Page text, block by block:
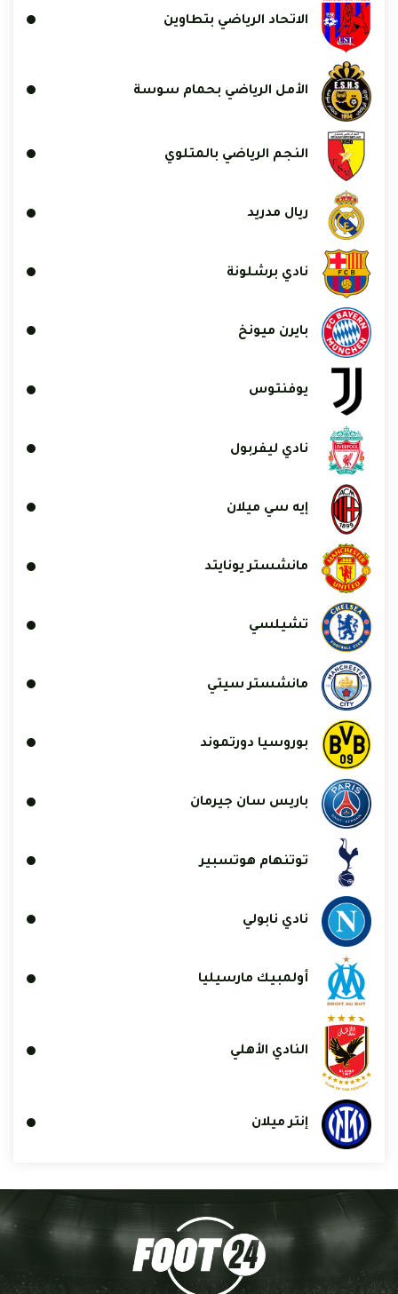
الاتحاد الرياضي بتطاوين
الأمل الرياضي بحمام سوسة
النجم الرياضي بالمتلوي
ريال مدريد
نادي برشلونة
بايرن ميونخ
يوفنتوس
نادي ليفربول
إيه سي ميلان
مانشستر يونايتد
تشيلسي
مانشستر سيتي
بوروسيا دورتموند
باريس سان جيرمان
توتنهام هوتسبير
نادي نابولي
أولمبيك مارسيليا
النادي الأهلي
إنتر ميلان